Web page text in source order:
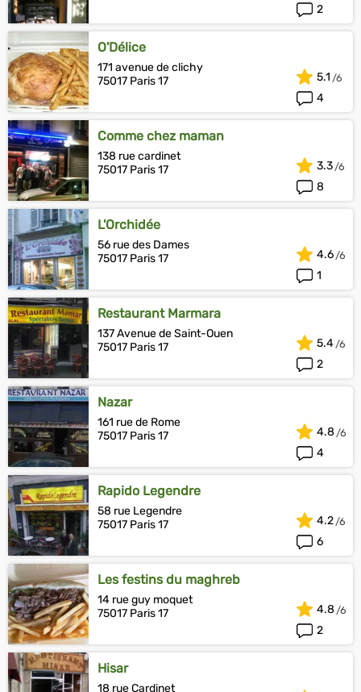
2
O'Délice
171 avenue de clichy
75017 Paris 17
4
5.1
Comme chez maman
138 rue cardinet
75017 Paris 17
8
3.3
L'Orchidée
56 rue des Dames
75017 Paris 17
1
4.6
Restaurant Marmara
137 Avenue de Saint-Ouen
75017 Paris 17
2
5.4
Nazar
161 rue de Rome
75017 Paris 17
4
4.8
Rapido Legendre
58 rue Legendre
75017 Paris 17
6
4.2
Les festins du maghreb
14 rue guy moquet
75017 Paris 17
2
4.8
Hisar
18 rue Cardinet